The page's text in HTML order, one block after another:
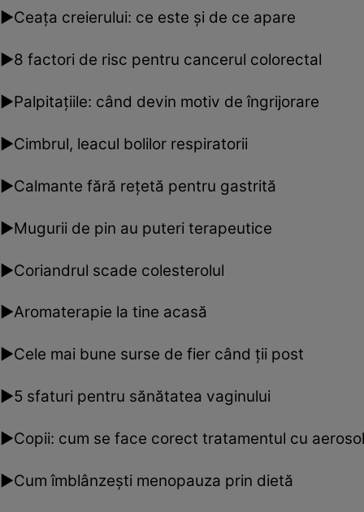
►Ceaţa creierului: ce este şi de ce apare
►8 factori de risc pentru cancerul colorectal
►Palpitaţiile: când devin motiv de îngrijorare
►Cimbrul, leacul bolilor respiratorii
►Calmante fără reţetă pentru gastrită
►Mugurii de pin au puteri terapeutice
►Coriandrul scade colesterolul
►Aromaterapie la tine acasă
►Cele mai bune surse de fier când ţii post
►5 sfaturi pentru sănătatea vaginului
►Copii: cum se face corect tratamentul cu
►Cum îmblânzeşti menopauza prin dietă